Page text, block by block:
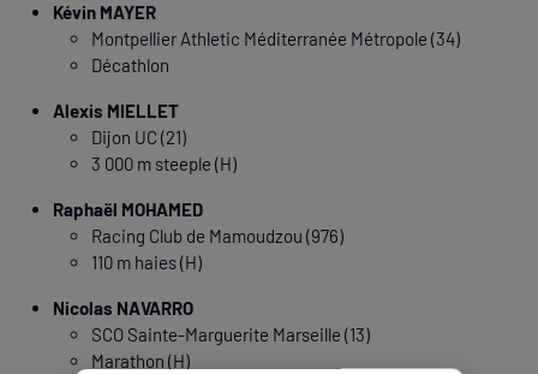
Kévin MAYER
Montpellier Athletic Méditerranée Métropole (34)
Décathlon
Alexis MIELLET
Dijon UC (21)
3 000 m steeple (H)
Raphaël MOHAMED
Racing Club de Mamoudzou (976)
110 m haies (H)
Nicolas NAVARRO
SCO Sainte-Marguerite Marseille (13)
Marathon (H)